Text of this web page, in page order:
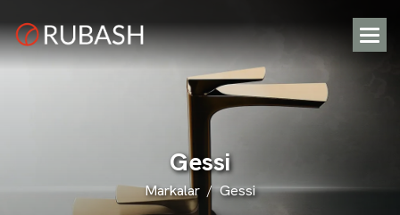
Gessi
Markalar Gessi